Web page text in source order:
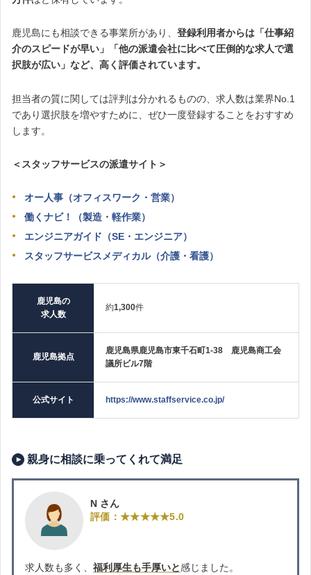
鹿児島にも相談できる事業所があり、 登録利用者からは「仕事紹
介のスピードが早い」「他の派遣会社に比べて圧倒的な求人で選
択肢が広い」など、高く評価されています。
担当者の質に関しては評判は分かれるものの、求人数は業界No.1
であり選択肢を増やすために、ぜひ一度登録することをおすすめ
します。
＜スタッフサービスの派遣サイト＞
オー人事（オフィスワーク・営業）
働くナビ！（製造・軽作業）
エンジニアガイド（SE・エンジニア）
スタッフサービスメディカル（介護・看護）
鹿児島の
求人数
約1,300件
鹿児島拠点
鹿児島県鹿児島市東千石町1-38 鹿児島商工会
議所ビル7階
公式サイト https://www.staffservice.co.jp/
親身に相談に乗ってくれて満足
N さん
評価：★★★★★5.0
求人数も多く、 福利厚生も手厚いと感じました。